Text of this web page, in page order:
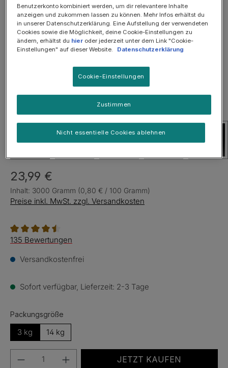
Bildergalerie überspringen
SOMMER-SALE: 25%
23,99 €
Inhalt: 3000 Gramm (0,80 € / 100 Gramm)
Preise inkl. MwSt. zzgl. Versandkosten
Durchschnittliche Bewertung von 4.6 von 5 Sternen
135 Bewertungen
Versandkostenfrei
Sofort verfügbar, Lieferzeit: 2-3 Tage
Packungsgröße
3 kg 14 kg
Produkt Anzahl: Gib den gewünschten
JETZT KAUFEN
Benutzerkonto kombiniert werden, um dir relevantere Inhalte
anzeigen und zukommen lassen zu können. Mehr Infos erhältst du
in unserer Datenschutzerklärung. Eine Aufstellung der verwendeten
Cookies sowie die Möglichkeit, deine Cookie-Einstellungen zu
ändern, erhältst du hier oder jederzeit unter dem Link "Cookie-
Einstellungen" auf dieser Website.
Datenschutzerklärung
Cookie-Einstellungen
Nicht essentielle Cookies ablehnen
Zustimmen